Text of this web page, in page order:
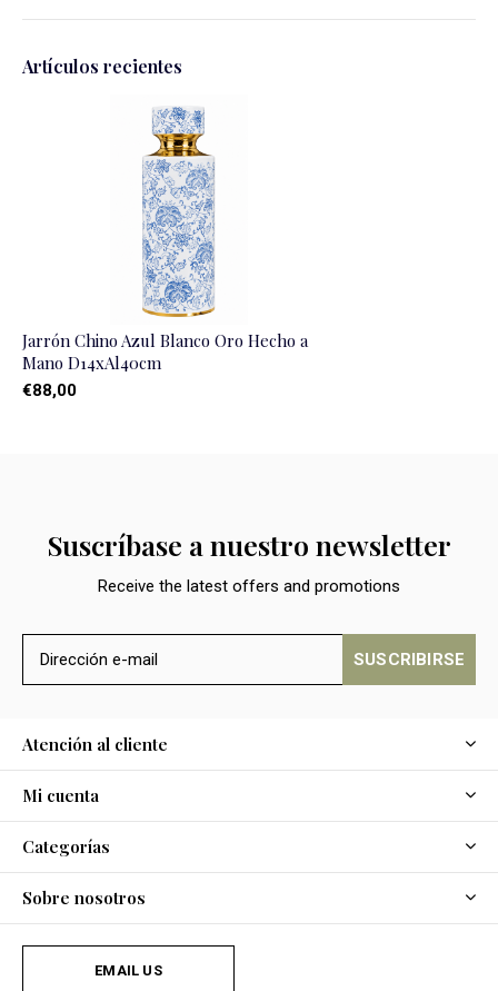
Artículos recientes
Jarrón Chino Azul Blanco Oro Hecho a
Mano D14xAl40cm
€88,00
Suscríbase a nuestro newsletter
Receive the latest offers and promotions
SUSCRIBIRSE
Atención al cliente
Mi cuenta
Categorías
Sobre nosotros
EMAIL US